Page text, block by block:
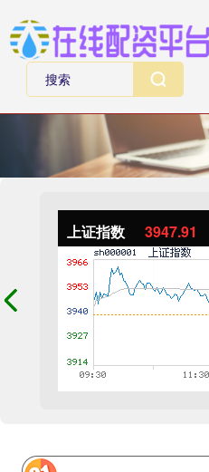
上证指数 3947.91